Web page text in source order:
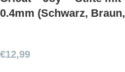
0.4mm (Schwarz,
€12,99